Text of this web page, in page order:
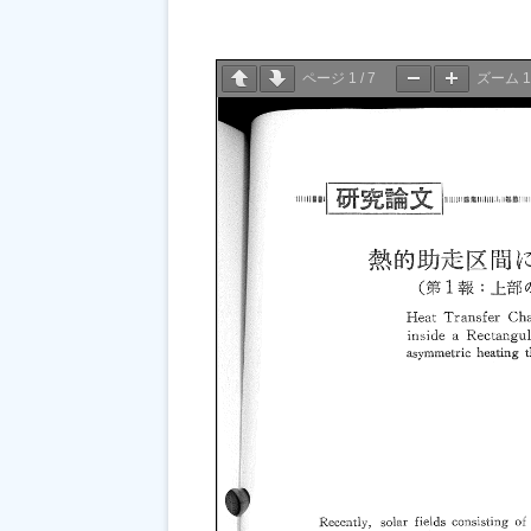
ページ 1 / 7 ズーム